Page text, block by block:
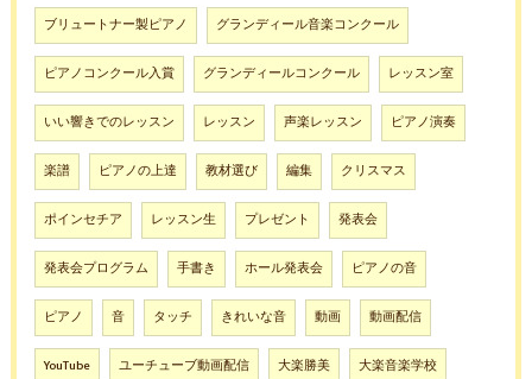
ブリュートナー製ピアノ グランディール音楽コンクール
ピアノコンクール入賞 グランディールコンクール レッスン室
いい響きでのレッスン レッスン 声楽レッスン ピアノ演奏
楽譜 ピアノの上達 教材選び 編集 クリスマス
ポインセチア レッスン生 プレゼント 発表会
発表会プログラム 手書き ホール発表会 ピアノの音
ピアノ 音 タッチ きれいな音 動画 動画配信
YouTube ユーチューブ動画配信 大楽勝美 大楽音楽学校